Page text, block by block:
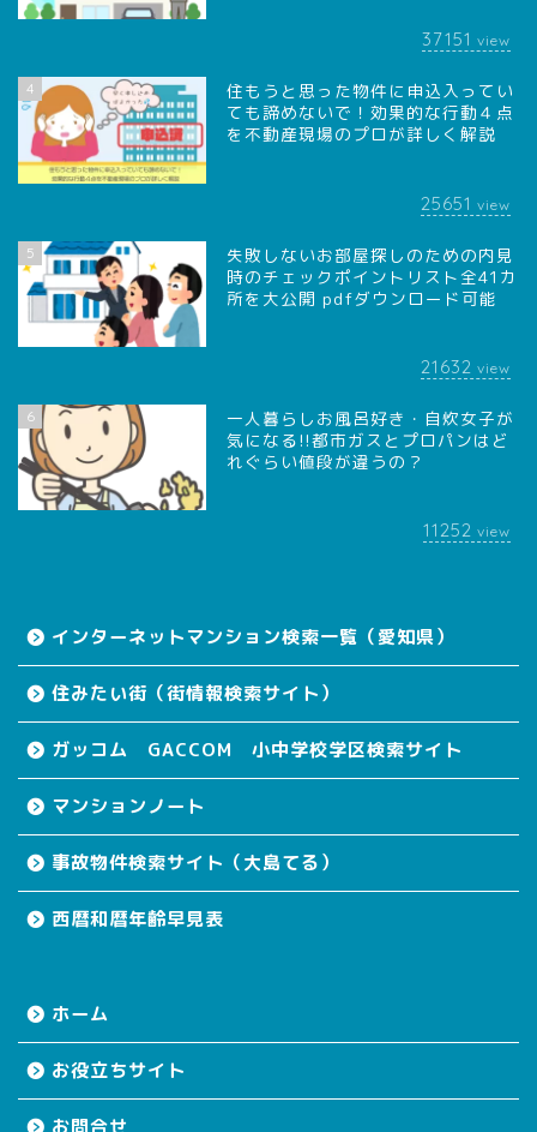
37151 view
4
住もうと思った物件に申込入ってい
ても諦めないで！効果的な行動４点
を不動産現場のプロが詳しく解説
25651 view
5
失敗しないお部屋探しのための内見
時のチェックポイントリスト全41カ
所を大公開 pdfダウンロード可能
21632 view
6
一人暮らしお風呂好き・自炊女子が
気になる!!都市ガスとプロパンはど
れぐらい値段が違うの？
11252 view
インターネットマンション検索一覧（愛知県）
住みたい街（街情報検索サイト）
ガッコム GACCOM 小中学校学区検索サイト
マンションノート
事故物件検索サイト（大島てる）
西暦和暦年齢早見表
ホーム
お役立ちサイト
お問合せ